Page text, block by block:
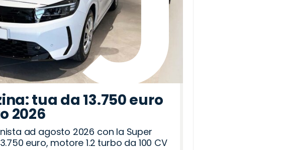
tua da 13.750 euro
2026
ad agosto 2026 con la Super
euro, motore 1.2 turbo da 100 CV